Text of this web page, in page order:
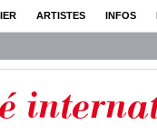
ARTISTES INFOS